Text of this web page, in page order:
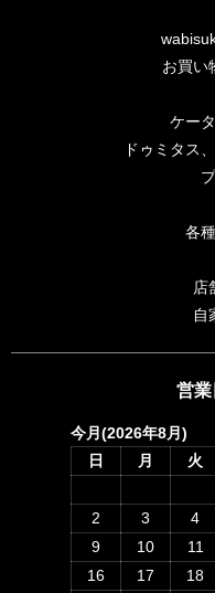
お買い
ケー
ドゥミタス
各
店
自
営
今月(2026年8月)
日
月 火
2
3 4
9
10 11
16
17 18